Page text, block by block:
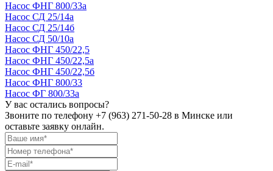
Насос ФНГ 800/33а
Насос СД 25/14а
Насос СД 25/14б
Насос СД 50/10а
Насос ФНГ 450/22,5
Насос ФНГ 450/22,5а
Насос ФНГ 450/22,5б
Насос ФНГ 800/33
Насос ФГ 800/33а
У вас остались вопросы?
Звоните по телефону +7 (963) 271-50-28 в Минске или
оставьте заявку онлайн.